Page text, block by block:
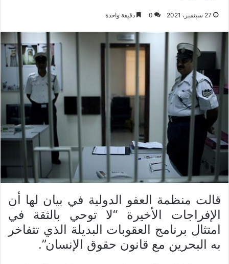
27 سبتمبر، 2021 0 دقيقة واحدة
قالت منظمة العفو الدولية في بيان لها أن
الإفراجات الأخيرة “لا توحي بالثقة في
امتثال برنامج العقوبات البديلة الذي تتفاخر
به البحرين مع قانون حقوق الإنسان”.